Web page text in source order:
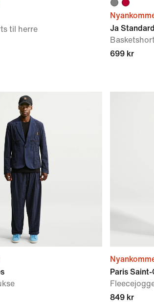
til herre
Ja
699 kr
Paris
849 kr